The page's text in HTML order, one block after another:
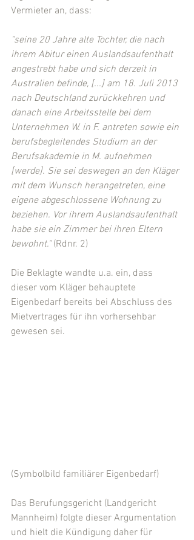
Vermieter an, dass:
"seine 20 Jahre alte Tochter, die nach
ihrem Abitur einen Auslandsaufenthalt
angestrebt habe und sich derzeit in
Australien befinde, [...] am 18. Juli 2013
nach Deutschland zurückkehren und
danach eine Arbeitsstelle bei dem
Unternehmen W. in F. antreten sowie ein
berufsbegleitendes Studium an der
Berufsakademie in M. aufnehmen
[werde]. Sie sei deswegen an den Kläger
mit dem Wunsch herangetreten, eine
eigene abgeschlossene Wohnung zu
beziehen. Vor ihrem Auslandsaufenthalt
habe sie ein Zimmer bei ihren Eltern
bewohnt." (Rdnr. 2)
Die Beklagte wandte u.a. ein, dass
dieser vom Kläger behauptete
Eigenbedarf bereits bei Abschluss des
Mietvertrages für ihn vorhersehbar
gewesen sei.
(Symbolbild familiärer Eigenbedarf)
Das Berufungsgericht (Landgericht
Mannheim) folgte dieser Argumentation
und hielt die Kündigung daher für